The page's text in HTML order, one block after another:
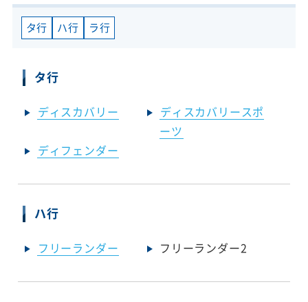
タ行 ハ行 ラ行
タ行
ディスカバリー
ディスカバリースポ
ーツ
ディフェンダー
ハ行
フリーランダー フリーランダー2